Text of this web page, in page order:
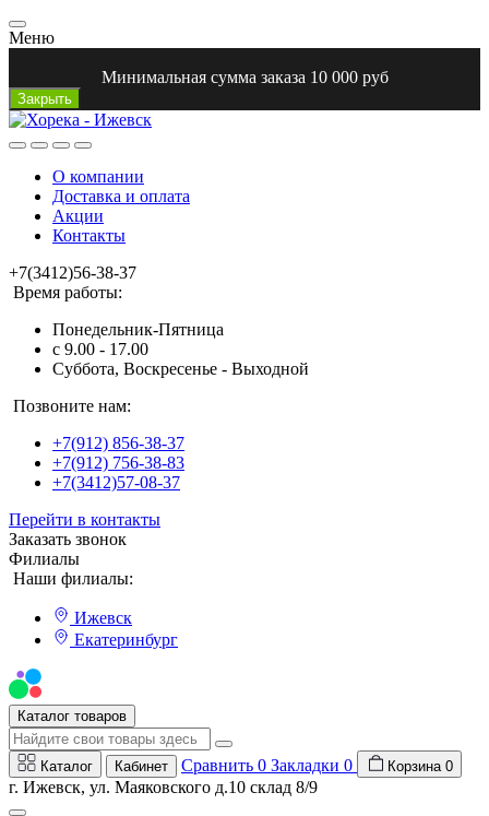
Меню
Минимальная сумма заказа 10 000 руб
Закрыть
О компании
Доставка и оплата
Акции
Контакты
+7(3412)56-38-37
Время работы:
Понедельник-Пятница
с 9.00 - 17.00
Суббота, Воскресенье - Выходной
Позвоните нам:
+7(912) 856-38-37
+7(912) 756-38-83
+7(3412)57-08-37
Перейти в контакты
Заказать звонок
Филиалы
Наши филиалы:
Ижевск
Екатеринбург
Каталог товаров
Каталог Кабинет Сравнить 0 Закладки 0 Корзина 0
г. Ижевск, ул. Маяковского д.10 склад 8/9